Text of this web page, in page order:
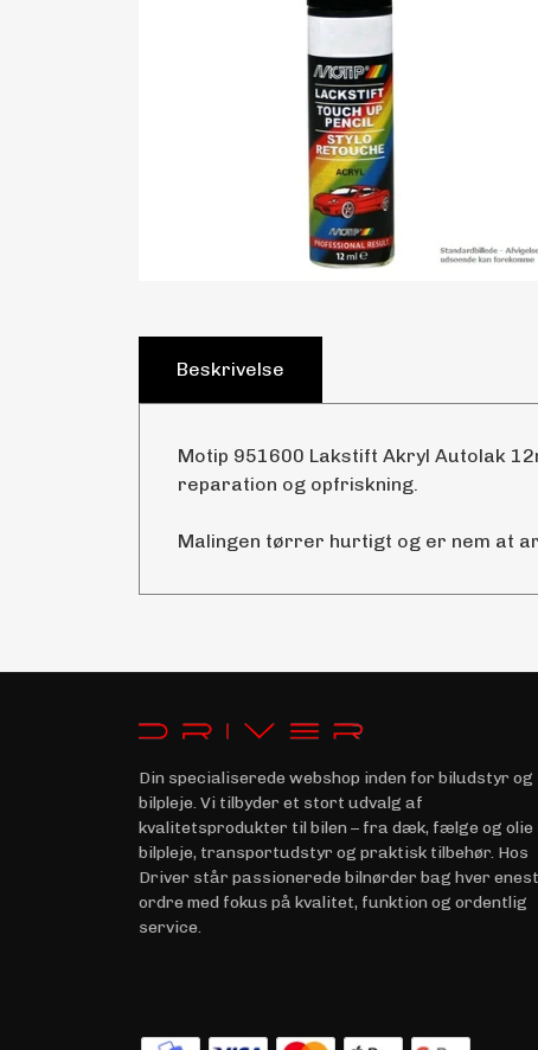
Beskrivelse
Motip 951600 Lakstift Akryl Autolak
reparation og opfriskning.
Malingen tørrer hurtigt og er nem at
Din specialiserede webshop inden for biludstyr og
bilpleje. Vi tilbyder et stort udvalg af
kvalitetsprodukter til bilen – fra dæk, fælge og olie
bilpleje, transportudstyr og praktisk tilbehør. Hos
Driver står passionerede bilnørder bag hver
ordre med fokus på kvalitet, funktion og ordentlig
service.